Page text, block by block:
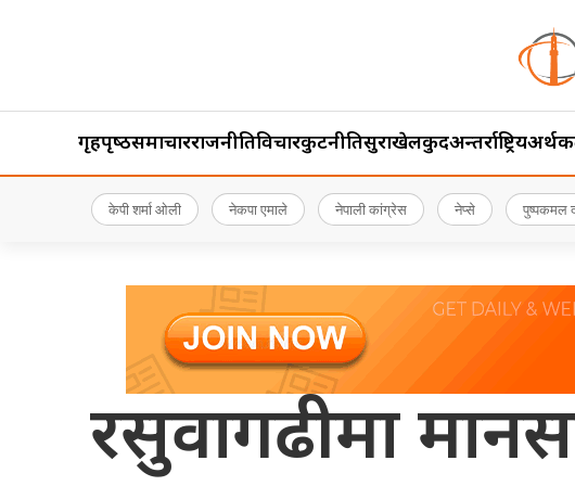
गृहपृष्‍ठसमाचारराजनीतिविचारकुटनीतिसुरक्षाखेलकुदअन्तर्राष्ट्रियअर्थ
केपी शर्मा ओली नेकपा एमाले नेपाली कांग्रेस नेप्से पुष्पकमल
रसुवागढीमा